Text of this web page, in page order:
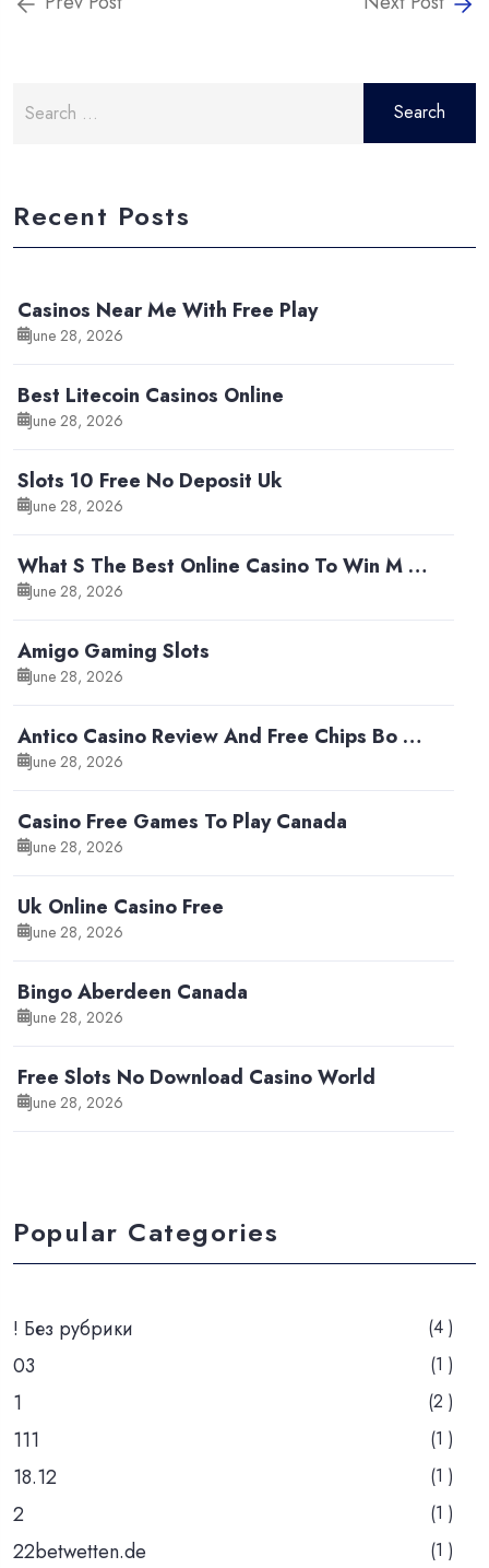
for:
Recent Posts
Casinos Near Me With Free Play
June 28, 2026
Best Litecoin Casinos Online
June 28, 2026
Slots 10 Free No Deposit Uk
June 28, 2026
What S The Best Online Casino To Win M …
June 28, 2026
Amigo Gaming Slots
June 28, 2026
Antico Casino Review And Free Chips Bo …
June 28, 2026
Casino Free Games To Play Canada
June 28, 2026
Uk Online Casino Free
June 28, 2026
Bingo Aberdeen Canada
June 28, 2026
Free Slots No Download Casino World
June 28, 2026
Popular Categories
! Без рубрики (4 )
03 (1 )
1 (2 )
111 (1 )
18.12 (1 )
2 (1 )
22betwetten.de (1 )